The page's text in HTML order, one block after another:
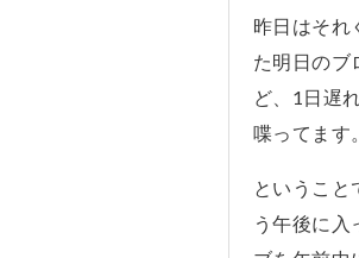
昨日はそれ
た明日のブ
ど、1日遅
喋ってます。
ということ
う午後に